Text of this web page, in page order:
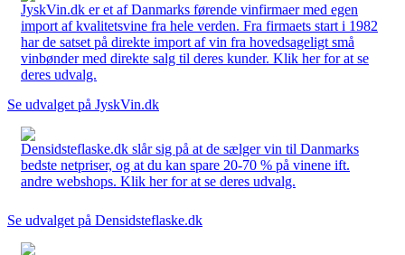
JyskVin.dk er et af Danmarks førende vinfirmaer med egen
import af kvalitetsvine fra hele verden. Fra firmaets start i 1982
har de satset på direkte import af vin fra hovedsageligt små
vinbønder med direkte salg til deres kunder. Klik her for at se
deres udvalg.
Se udvalget på JyskVin.dk
Densidsteflaske.dk slår sig på at de sælger vin til Danmarks
bedste netpriser, og at du kan spare 20-70 % på vinene ift.
andre webshops. Klik her for at se deres udvalg.
Se udvalget på Densidsteflaske.dk